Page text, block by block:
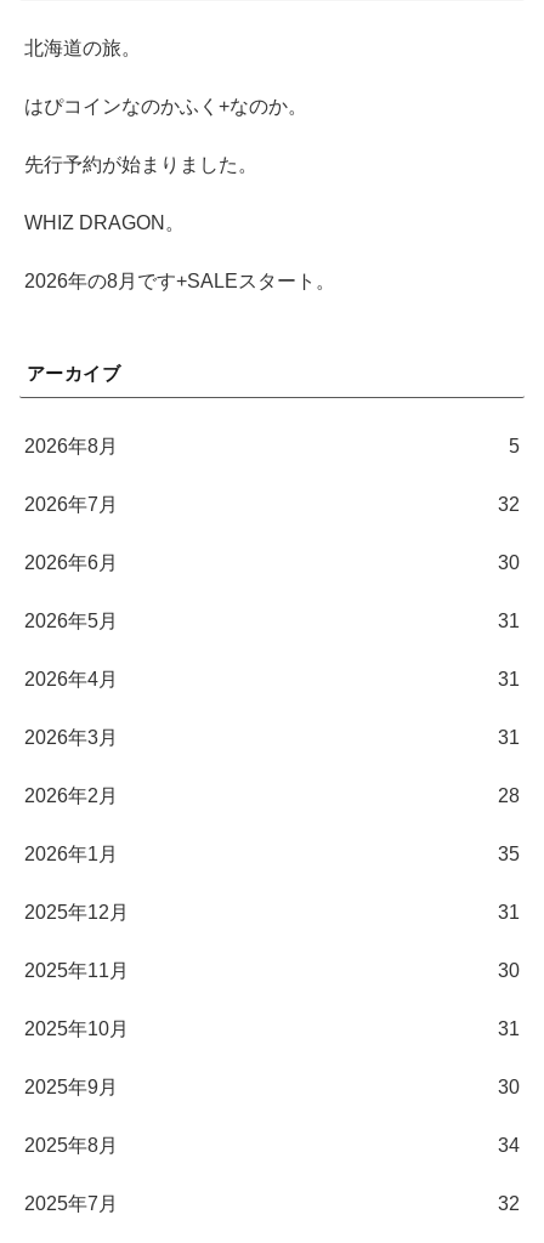
北海道の旅。
はぴコインなのかふく+なのか。
先行予約が始まりました。
WHIZ DRAGON。
2026年の8月です+SALEスタート。
アーカイブ
2026年8月 5
2026年7月 32
2026年6月 30
2026年5月 31
2026年4月 31
2026年3月 31
2026年2月 28
2026年1月 35
2025年12月 31
2025年11月 30
2025年10月 31
2025年9月 30
2025年8月 34
2025年7月 32